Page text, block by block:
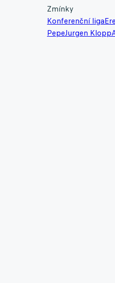
Zmínky
Konferenční liga
PepeJurgen Klopp